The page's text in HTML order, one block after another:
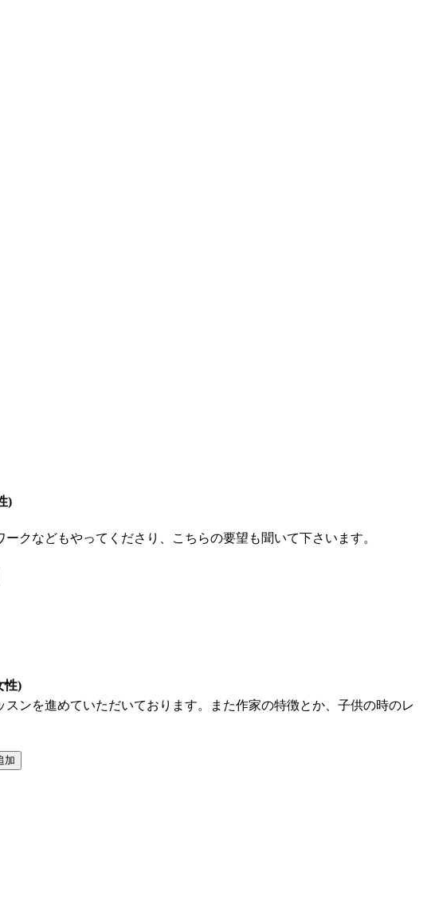
)
クなどもやってくださり、こちらの要望も聞いて下さいます。
性)
ンを進めていただいております。また作家の特徴とか、子供の時のレ